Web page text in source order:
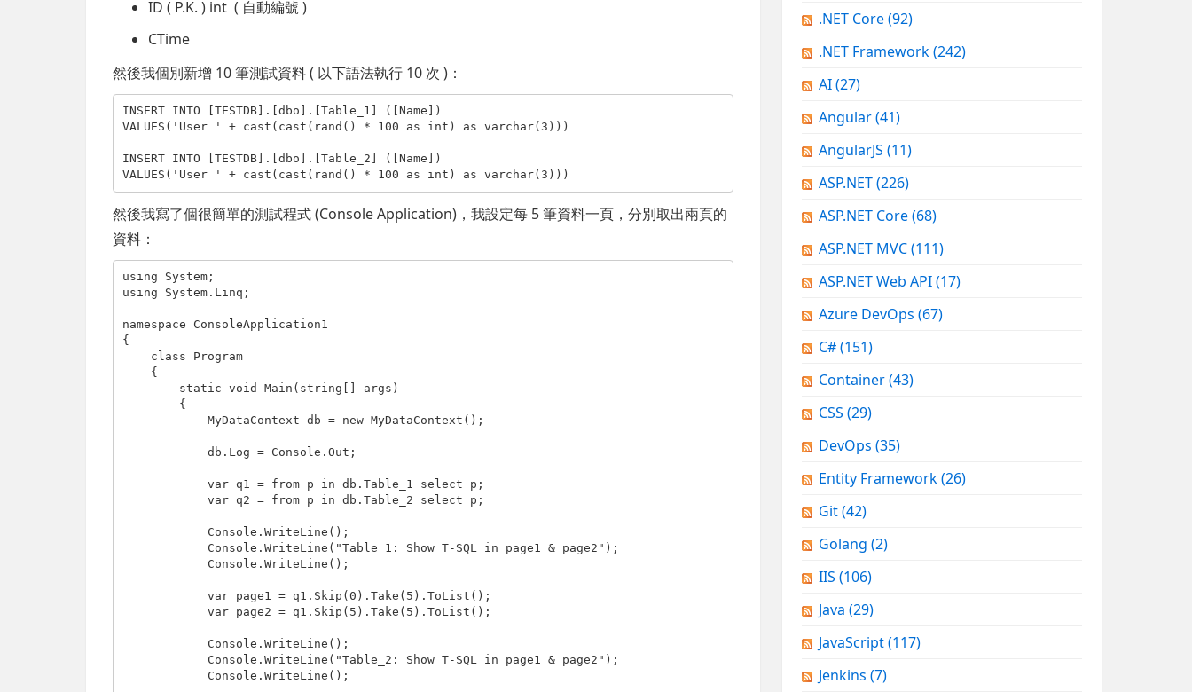
ID ( P.K. ) int ( 自動編號 )
CTime
然後我個別新增 10 筆測試資料 ( 以下語法執行 10 次 )：
INSERT INTO
VALUES ( 'User ' + cast ( cast (rand() * 100 as int ) as varchar(3)))
INSERT INTO
VALUES ( 'User ' + cast ( cast (rand() * 100 as int ) as varchar(3)))
然後我寫了個很簡單的測試程式 (Console Application)，我設定每 5 筆資料一頁，分別取出兩頁的
資料：
using System;
using System.Linq;
namespace ConsoleApplication1
{
.NET Core(92)
.NET Framework(242)
AI(27)
Angular(41)
AngularJS (11)
ASP.NET(226)
ASP.NET Core(68)
ASP.NET MVC(111)
ASP.NET Web API(17)
Azure DevOps (67)
C#(151)
Container(43)
CSS (29)
DevOps (35)
Entity Framework(26)
Git(42)
Golang (2)
IIS (106)
Java (29)
JavaScript(117)
Jenkins (7)